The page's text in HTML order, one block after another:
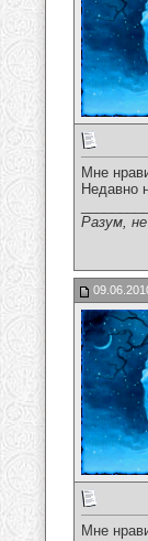
Мне
Недавно
Разум,
Мне